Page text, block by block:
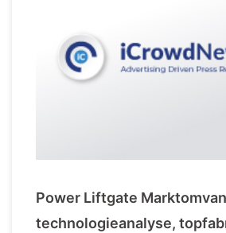
Power Liftgate
technologieanalyse,